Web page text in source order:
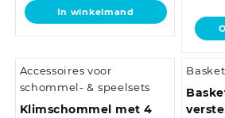
In winkelmand
Dit
Deze
Accessoires voor
schommel- & speelsets
Klimschommel met 4